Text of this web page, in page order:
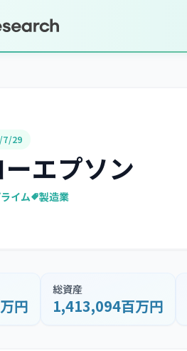
7/29
エプソン
イム 製造業
円
総資産
1,413,094百万円